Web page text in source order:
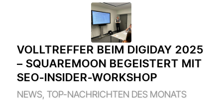
VOLLTREFFER BEIM DIGIDAY 2025
– SQUAREMOON BEGEISTERT MIT
SEO-INSIDER-WORKSHOP
NEWS, TOP-NACHRICHTEN DES MONATS